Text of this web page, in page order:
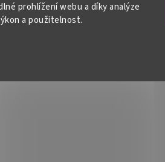
prohlížení webu a díky analýze
a použitelnost.